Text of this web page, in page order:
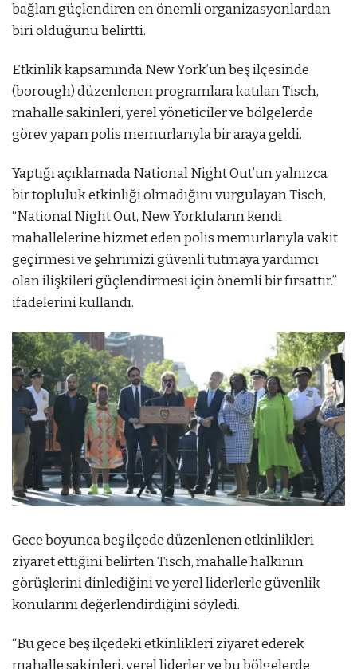
bağları güçlendiren en önemli organizasyonlardan
biri olduğunu belirtti.
Etkinlik kapsamında New York’un beş ilçesinde
(borough) düzenlenen programlara katılan Tisch,
mahalle sakinleri, yerel yöneticiler ve bölgelerde
görev yapan polis memurlarıyla bir araya geldi.
Yaptığı açıklamada National Night Out’un yalnızca
bir topluluk etkinliği olmadığını vurgulayan Tisch,
“National Night Out, New Yorkluların kendi
mahallelerine hizmet eden polis memurlarıyla vakit
geçirmesi ve şehrimizi güvenli tutmaya yardımcı
olan ilişkileri güçlendirmesi için önemli bir fırsattır.”
ifadelerini kullandı.
Gece boyunca beş ilçede düzenlenen etkinlikleri
ziyaret ettiğini belirten Tisch, mahalle halkının
görüşlerini dinlediğini ve yerel liderlerle güvenlik
konularını değerlendirdiğini söyledi.
“Bu gece beş ilçedeki etkinlikleri ziyaret ederek
mahalle sakinleri, yerel liderler ve bu bölgelerde